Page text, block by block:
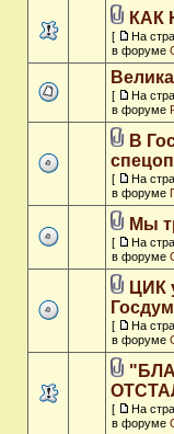
КАК
[ На
в форуме
[ На
в форуме
В
[ На
в форуме
Мы
[ На
в форуме
ЦИК
[ На
в форуме
[ На
в форуме